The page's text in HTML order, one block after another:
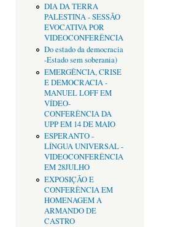
DIA DA TERRA
PALESTINA - SESSÃO
EVOCATIVA POR
VIDEOCONFERÊNCIA
Do estado da democracia
-Estado sem soberania)
EMERGÊNCIA, CRISE
E DEMOCRACIA -
MANUEL LOFF EM
VÍDEO-
CONFERÊNCIA DA
UPP EM 14 DE MAIO
ESPERANTO -
LÍNGUA UNIVERSAL -
VIDEOCONFERÊNCIA
EM 28JULHO
EXPOSIÇÃO E
CONFERÊNCIA EM
HOMENAGEM A
ARMANDO DE
CASTRO